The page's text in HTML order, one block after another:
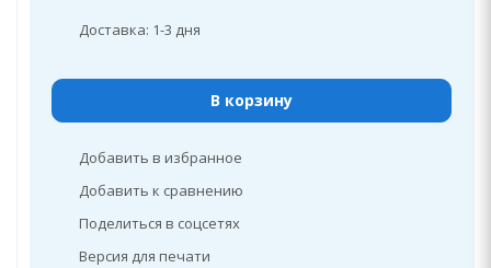
Доставка: 1-3 дня
В корзину
Добавить в избранное
Добавить к сравнению
Поделиться в соцсетях
Версия для печати